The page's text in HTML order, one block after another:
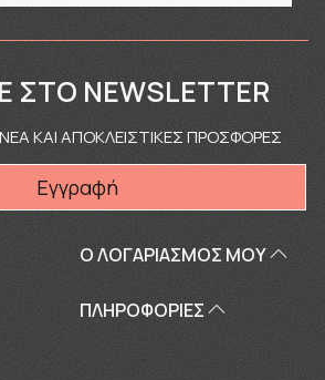
Ο ΛΟΓΑΡΙΑΣΜΌΣ ΜΟΥ
ΠΛΗΡΟΦΟΡΊΕΣ
ΣΤΟ NEWSLETTER
ΚΑΙ ΑΠΟΚΛΕΙΣΤΙΚΕΣ ΠΡΟΣΦΟΡΕΣ
Εγγραφή